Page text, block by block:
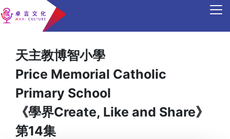
天主教博智小學
Price Memorial Catholic
Primary School
《學界Create, Like and Share》
第14集